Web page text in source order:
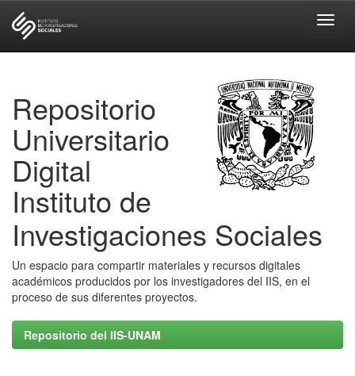
Repositorio
Universitario
Digital
Instituto de
Investigaciones Sociales
Un espacio para compartir materiales y recursos digitales
académicos producidos por los investigadores del IIS, en el
proceso de sus diferentes proyectos.
Repositorio del IIS-UNAM